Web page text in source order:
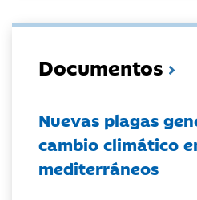
Documentos
Nuevas plagas
cambio climático
mediterráneos